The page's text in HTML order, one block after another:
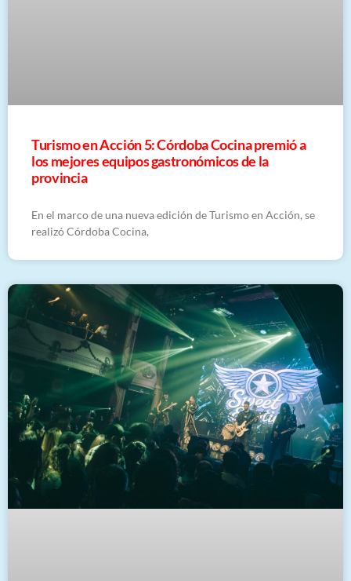
Turismo en Acción 5: Córdoba Cocina premió a
los mejores equipos gastronómicos de la
provincia
En el marco de una nueva edición de Turismo en Acción, se
realizó Córdoba Cocina,